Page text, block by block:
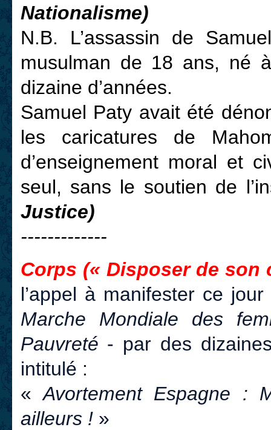
Nationalisme)
N.B. L’assassin de
musulman de 18 ans, né
dizaine d’années.
Samuel Paty avait été
les caricatures de
d’enseignement moral et
seul, sans le soutien de
Justice)
-------------
Corps (« Disposer de son
l’appel à manifester ce
Marche Mondiale des
Pauvreté - par des
intitulé :
«Avortement Espagne :
ailleurs !»